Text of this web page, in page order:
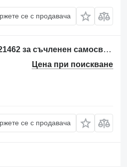
се с продавача
Акумулатор Per: Caterpillar 735 AWR00399 Miscel 1944072 1921462 за съчленен самосвал Caterpillar 735
Цена при поискване
се с продавача